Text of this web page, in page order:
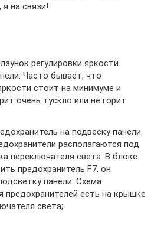
на связи!
регулировки яркости
Часто бывает, что
стоит на минимуме и
очень тускло или не горит
на подвеску панели.
располагаются под
переключателя света. В блоке
предохранитель F7, он
панели. Схема
предохранителей есть на крышке
света;